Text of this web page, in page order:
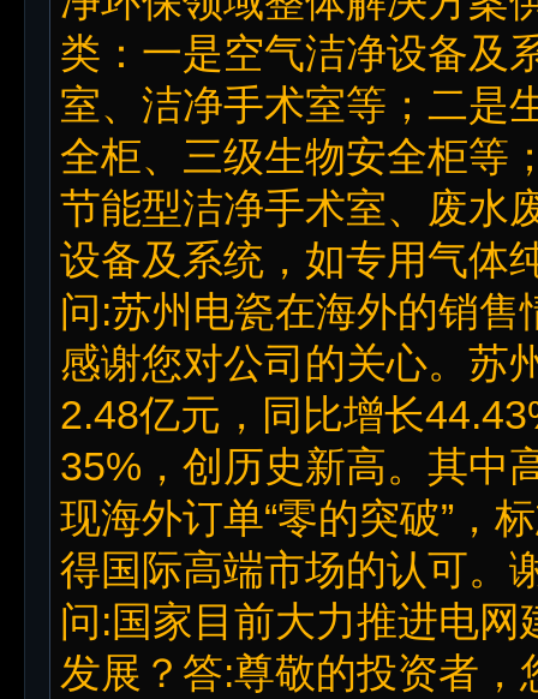
类：一是空气洁净设备及
室、洁净手术室等；二是
全柜、三级生物安全柜等
节能型洁净手术室、废水
设备及系统，如专用气体
问:苏州电瓷在海外的销
感谢您对公司的关心。苏
2.48亿元，同比增长
35%，创历史新高。其中
现海外订单“零的突破”，
得国际高端市场的认可。
问:国家目前大力推进电
发展？答:尊敬的投资者